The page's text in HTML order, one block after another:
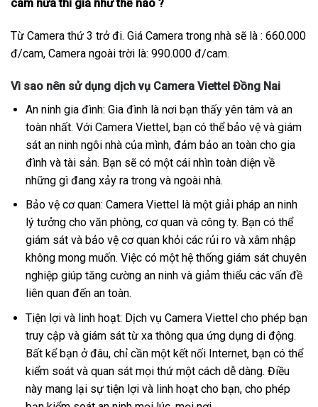
cam nữa thì giá như thế nào ?
Từ Camera thứ 3 trở đi. Giá Camera trong nhà sẽ là : 660.000
đ/cam, Camera ngoài trời là: 990.000 đ/cam.
Vì sao nên sử dụng dịch vụ Camera Viettel Đồng Nai
An ninh gia đình: Gia đình là nơi bạn thấy yên tâm và an
toàn nhất. Với Camera Viettel, bạn có thể bảo vệ và giám
sát an ninh ngôi nhà của mình, đảm bảo an toàn cho gia
đình và tài sản. Bạn sẽ có một cái nhìn toàn diện về
những gì đang xảy ra trong và ngoài nhà.
Bảo vệ cơ quan: Camera Viettel là một giải pháp an ninh
lý tưởng cho văn phòng, cơ quan và công ty. Bạn có thể
giám sát và bảo vệ cơ quan khỏi các rủi ro và xâm nhập
không mong muốn. Việc có một hệ thống giám sát chuyên
nghiệp giúp tăng cường an ninh và giảm thiểu các vấn đề
liên quan đến an toàn.
Tiện lợi và linh hoạt: Dịch vụ Camera Viettel cho phép bạn
truy cập và giám sát từ xa thông qua ứng dụng di động.
Bất kể bạn ở đâu, chỉ cần một kết nối Internet, bạn có thể
kiểm soát và quan sát mọi thứ một cách dễ dàng. Điều
này mang lại sự tiện lợi và linh hoạt cho bạn, cho phép